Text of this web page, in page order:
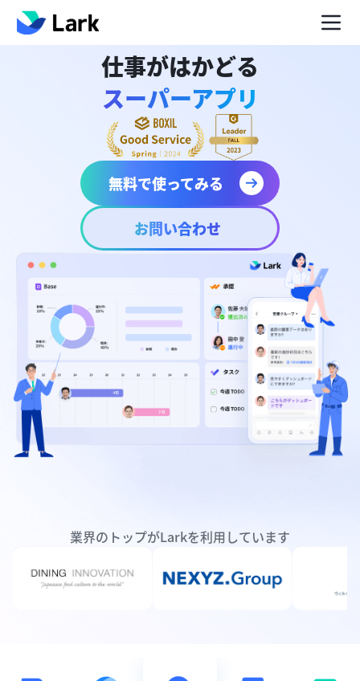
仕事がはかどる
スーパーアプリ
無料で使ってみる
お問い合わせ
業界のトップがLarkを利用しています